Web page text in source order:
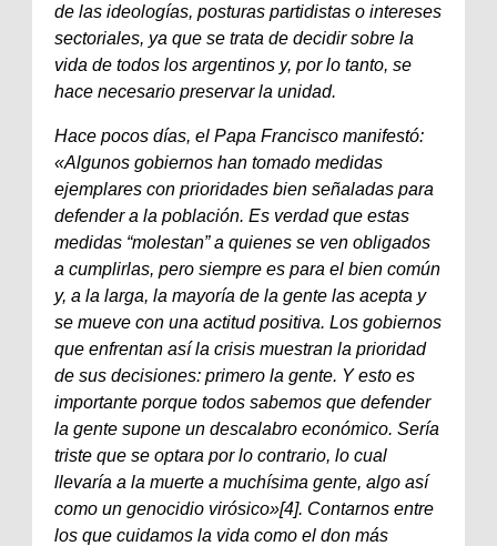
de las ideologías, posturas partidistas o intereses
sectoriales, ya que se trata de decidir sobre la
vida de todos los argentinos y, por lo tanto, se
hace necesario preservar la unidad.
Hace pocos días, el Papa Francisco manifestó:
«Algunos gobiernos han tomado medidas
ejemplares con prioridades bien señaladas para
defender a la población. Es verdad que estas
medidas “molestan” a quienes se ven obligados
a cumplirlas, pero siempre es para el bien común
y, a la larga, la mayoría de la gente las acepta y
se mueve con una actitud positiva. Los gobiernos
que enfrentan así la crisis muestran la prioridad
de sus decisiones: primero la gente. Y esto es
importante porque todos sabemos que defender
la gente supone un descalabro económico. Sería
triste que se optara por lo contrario, lo cual
llevaría a la muerte a muchísima gente, algo así
como un genocidio virósico»[4]. Contarnos entre
los que cuidamos la vida como el don más